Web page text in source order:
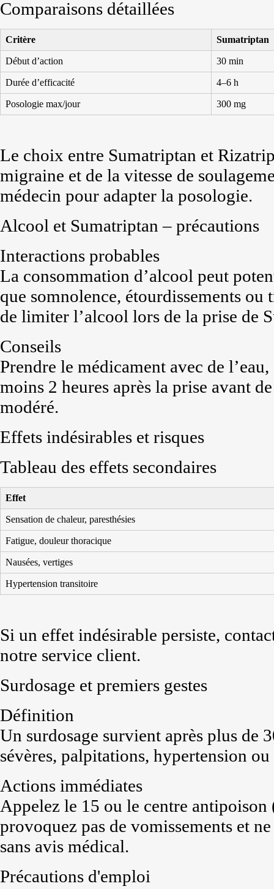
Comparaisons détaillées
Critère Sumatriptan
Début d’action 30 min
Durée d’efficacité 4–6 h
Posologie max/jour 300 mg
Le choix entre Sumatriptan et
migraine et de la vitesse de
médecin pour adapter la posologie.
Alcool et Sumatriptan – précautions
Interactions probables
La consommation d’alcool peut
que somnolence, étourdissements
de limiter l’alcool lors de la prise de
Conseils
Prendre le médicament avec de
moins 2 heures après la prise avant
modéré.
Effets indésirables et risques
Tableau des effets secondaires
Effet
Sensation de chaleur, paresthésies
Fatigue, douleur thoracique
Nausées, vertiges
Hypertension transitoire
Si un effet indésirable persiste,
notre service client.
Surdosage et premiers gestes
Définition
Un surdosage survient après plus de
sévères, palpitations, hypertension
Actions immédiates
Appelez le 15 ou le centre
provoquez pas de vomissements et
sans avis médical.
Précautions d'emploi